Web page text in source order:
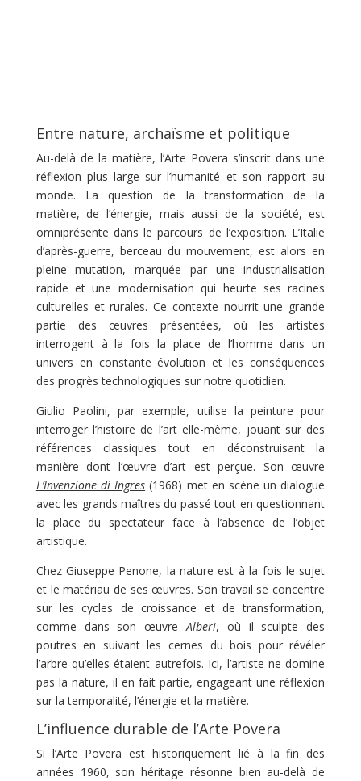
Entre nature, archaïsme et politique
Au-delà de la matière, l’Arte Povera s’inscrit dans une
réflexion plus large sur l’humanité et son rapport au
monde. La question de la transformation de la
matière, de l’énergie, mais aussi de la société, est
omniprésente dans le parcours de l’exposition. L’Italie
d’après-guerre, berceau du mouvement, est alors en
pleine mutation, marquée par une industrialisation
rapide et une modernisation qui heurte ses racines
culturelles et rurales. Ce contexte nourrit une grande
partie des œuvres présentées, où les artistes
interrogent à la fois la place de l’homme dans un
univers en constante évolution et les conséquences
des progrès technologiques sur notre quotidien.
Giulio Paolini, par exemple, utilise la peinture pour
interroger l’histoire de l’art elle-même, jouant sur des
références classiques tout en déconstruisant la
manière dont l’œuvre d’art est perçue. Son œuvre
L’Invenzione di Ingres (1968) met en scène un dialogue
avec les grands maîtres du passé tout en questionnant
la place du spectateur face à l’absence de l’objet
artistique.
Chez Giuseppe Penone, la nature est à la fois le sujet
et le matériau de ses œuvres. Son travail se concentre
sur les cycles de croissance et de transformation,
comme dans son œuvre Alberi, où il sculpte des
poutres en suivant les cernes du bois pour révéler
l’arbre qu’elles étaient autrefois. Ici, l’artiste ne domine
pas la nature, il en fait partie, engageant une réflexion
sur la temporalité, l’énergie et la matière.
L’influence durable de l’Arte Povera
Si l’Arte Povera est historiquement lié à la fin des
années 1960, son héritage résonne bien au-delà de